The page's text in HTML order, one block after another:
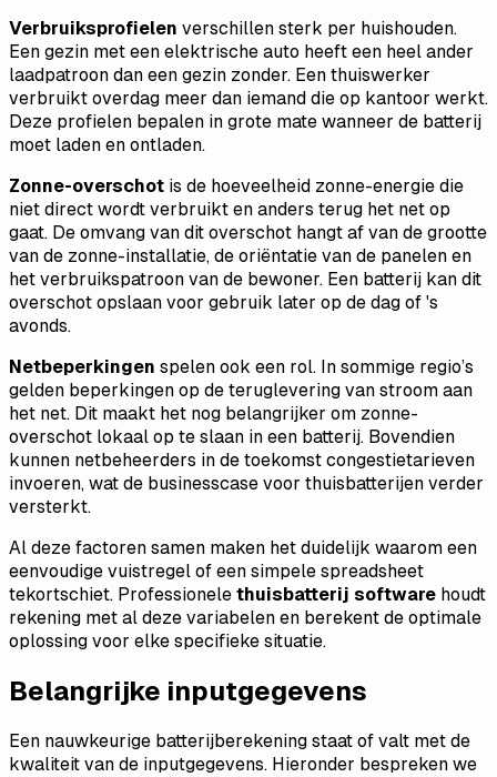
Verbruiksprofielen verschillen sterk per huishouden.
Een gezin met een elektrische auto heeft een heel ander
laadpatroon dan een gezin zonder. Een thuiswerker
verbruikt overdag meer dan iemand die op kantoor werkt.
Deze profielen bepalen in grote mate wanneer de batterij
moet laden en ontladen.
Zonne-overschot is de hoeveelheid zonne-energie die
niet direct wordt verbruikt en anders terug het net op
gaat. De omvang van dit overschot hangt af van de grootte
van de zonne-installatie, de oriëntatie van de panelen en
het verbruikspatroon van de bewoner. Een batterij kan dit
overschot opslaan voor gebruik later op de dag of 's
avonds.
Netbeperkingen spelen ook een rol. In sommige regio’s
gelden beperkingen op de teruglevering van stroom aan
het net. Dit maakt het nog belangrijker om zonne-
overschot lokaal op te slaan in een batterij. Bovendien
kunnen netbeheerders in de toekomst congestietarieven
invoeren, wat de businesscase voor thuisbatterijen verder
versterkt.
Al deze factoren samen maken het duidelijk waarom een
eenvoudige vuistregel of een simpele spreadsheet
tekortschiet. Professionele thuisbatterij software houdt
rekening met al deze variabelen en berekent de optimale
oplossing voor elke specifieke situatie.
Belangrijke inputgegevens
Een nauwkeurige batterijberekening staat of valt met de
kwaliteit van de inputgegevens. Hieronder bespreken we